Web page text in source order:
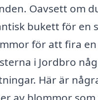
Oavsett om
bukett för en
för att fira
i Jordbro
Här är